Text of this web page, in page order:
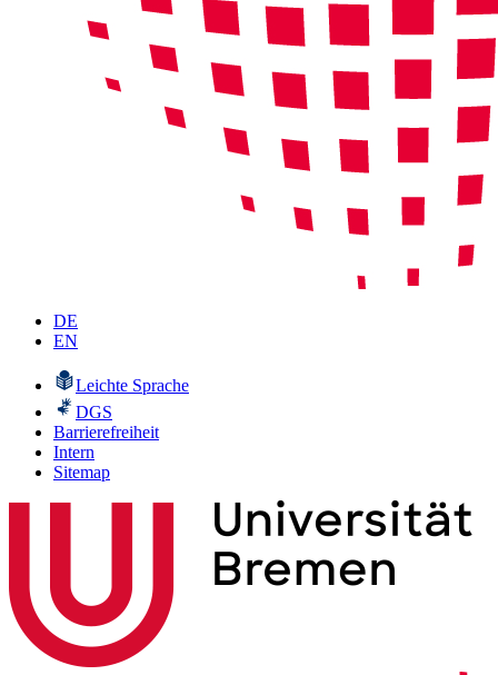
DE
EN
Leichte Sprache
DGS
Barrierefreiheit
Intern
Sitemap